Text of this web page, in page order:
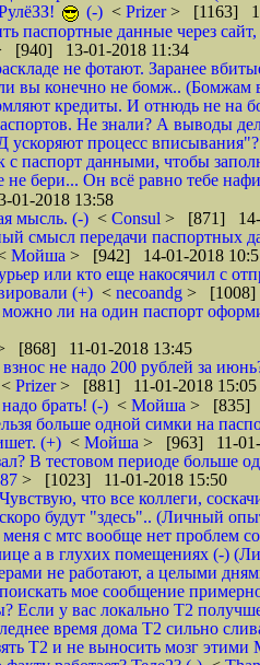
(-) < Prizer> [1163]
паспортные данные через
[940] 13-01-2018 11:34
не фотают. Заранее
вы конечно не бомж.. (Бомжам
кредиты. И отнюдь не на
Не знали? А выводы
ускоряют процесс
с паспорт данными, чтобы
бери... Он всё равно тебе
2018 13:58
мысль. (-) < Consul > [871] 14-
смысл передачи паспортных
Мойша > [942] 14-01-2018
или кто еще накосячил с
(+) < necoandg > [1008]
ли на один паспорт
[868] 11-01-2018 13:45
не надо 200 рублей за
< Prizer> [881] 11-01-2018 15:05
брать! (-) < Мойша > [835]
больше одной симки на
(+) < Мойша > [963] 11-01-
В тестовом периоде больше
> [1023] 11-01-2018 15:50
что все коллеги,
будут "здесь".. (Личный
меня с мтс вообще нет проблем
а в глухих помещениях (-)
не работают, а целыми
мое сообщение
Если у вас локально Т2
время дома Т2 сильно
Т2 и не выносить мозг